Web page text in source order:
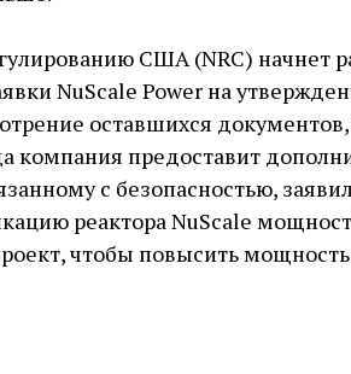
США (NRC) начнет
NuScale Power на
оставшихся
компания предоставит
с безопасностью,
реактора NuScale
чтобы повысить